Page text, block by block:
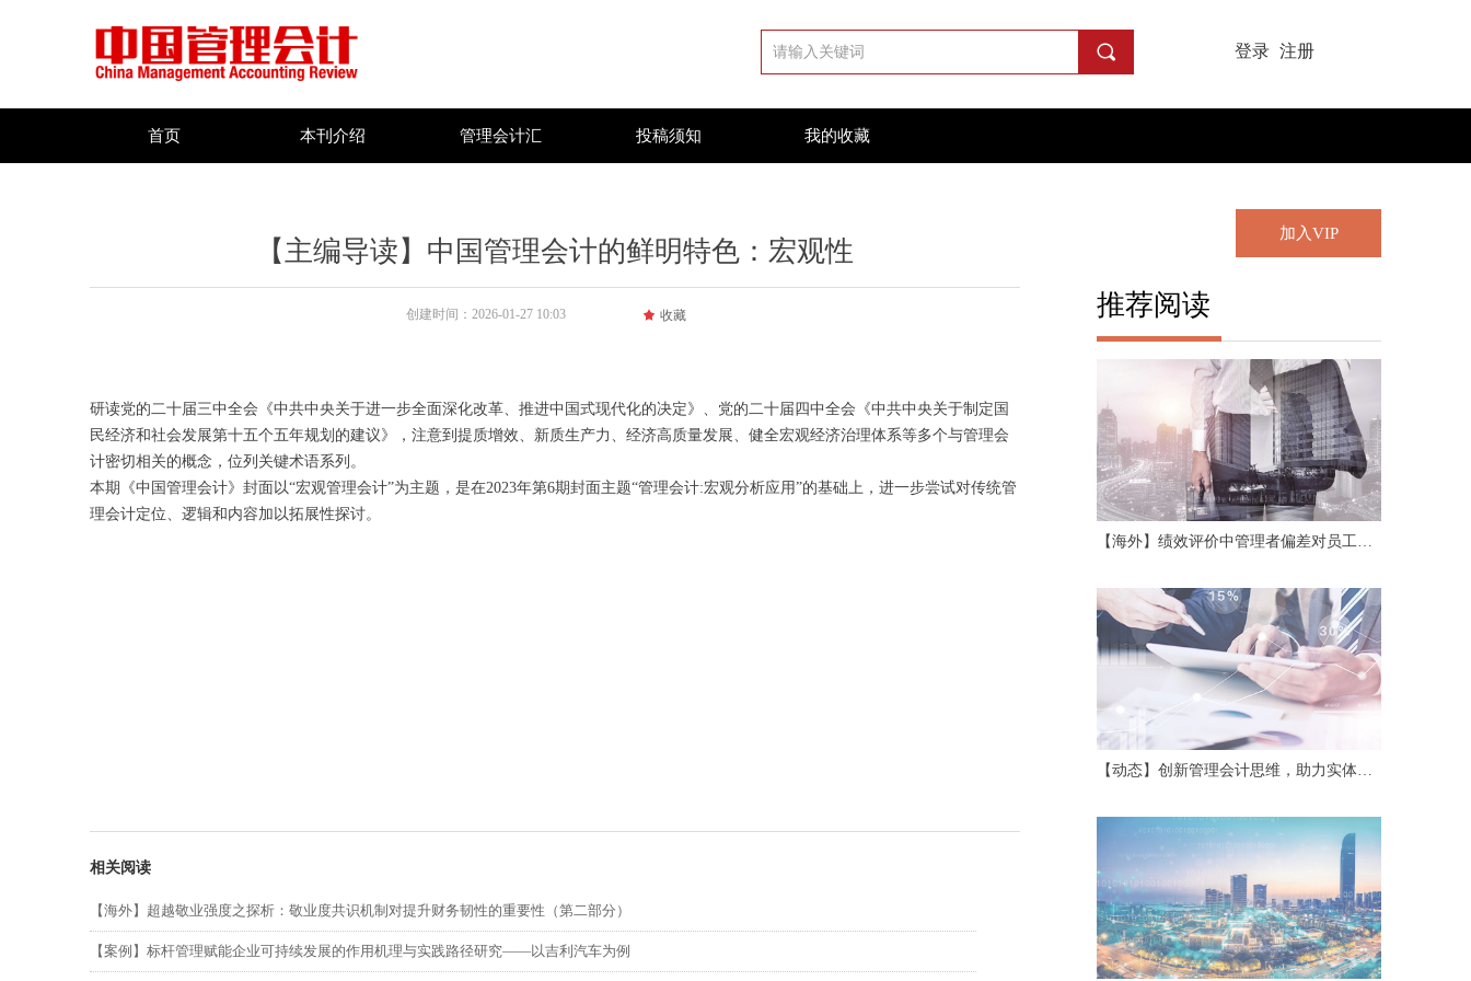
首页 本刊介绍 管理会计汇 投稿须知 我的收藏
끠 登录 注册
【主编导读】中国管理会计的鲜明特色：宏观性
研读党的二十届三中全会《中共中央关于进一步全面深化改革、推进中国式现代化的决定》、党的二十届四中全会《中共中央关于制定国
民经济和社会发展第十五个五年规划的建议》，注意到提质增效、新质生产力、经济高质量发展、健全宏观经济治理体系等多个与管理会
计密切相关的概念，位列关键术语系列。
本期《中国管理会计》封面以“宏观管理会计”为主题，是在2023年第6期封面主题“管理会计:宏观分析应用”的基础上，进一步尝试对传统管
理会计定位、逻辑和内容加以拓展性探讨。
推荐阅读
【海外】绩效评价中管理者偏差对员工努
【动态】创新管理会计思维，助力实体经
计沙龙
相关阅读
【海外】超越敬业强度之探析：敬业度共识机制对提升财务韧性的重要性（第二部分）
【案例】标杆管理赋能企业可持续发展的作用机理与实践路径研究——以吉利汽车为例
创建时间： 2026-01-27 10:03 끄 收藏
加入VIP